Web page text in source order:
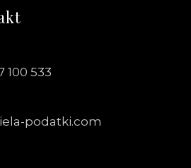
100 533
podatki.com